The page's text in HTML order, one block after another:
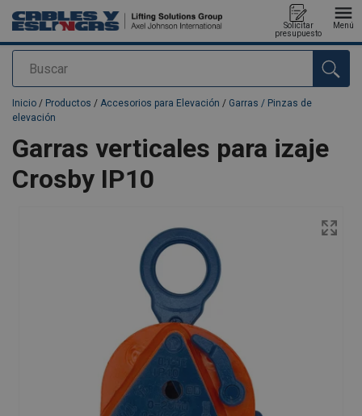
Buscar
Solicitar
presupuesto
Menú
Agregado a su presupuesto
Inicio / Productos / Accesorios para Elevación / Garras / Pinzas de
elevación
Garras verticales para izaje
Crosby IP10